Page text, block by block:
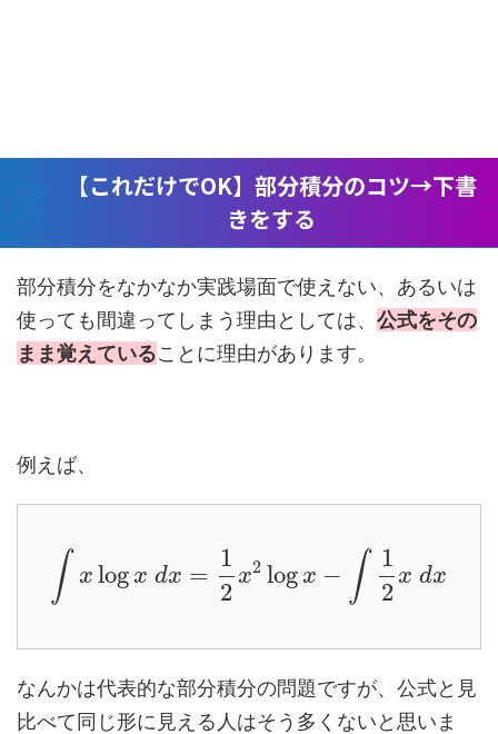
【これだけでOK】部分積分のコツ→下書
きをする
部分積分をなかなか実践場面で使えない、あるいは
使っても間違ってしまう理由としては、 公式をその
まま覚えていることに理由があります。
例えば、
∫ x logx dx =
1
2
x2 logx − ∫
1
2
x dx
なんかは代表的な部分積分の問題ですが、公式と見
比べて同じ形に見える人はそう多くないと思いま